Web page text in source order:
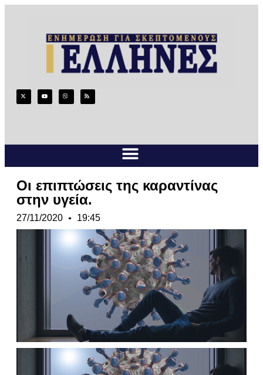
Οι επιπτώσεις της καραντίνας
στην υγεία.
27/11/2020 19:45